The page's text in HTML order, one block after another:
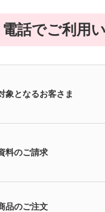
電話でご利用
象となるお客さま
料のご請求
品のご注文